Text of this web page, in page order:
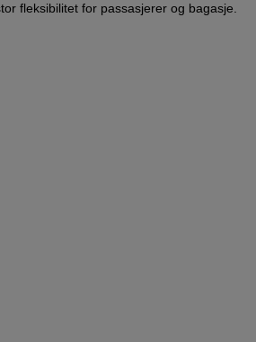
fleksibilitet for passasjerer og bagasje.